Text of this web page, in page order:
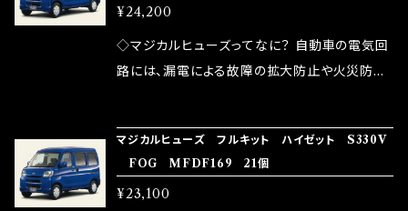
品化を果たしております。
果・接触抵抗低減効果により、このような効果を
発揮します。 ・アクセルレスポンスの向上 ・アイ
ドリング安定化（静粛性UP） ・ターボ車のターボ
など、これらの効果は、タウンユースだけでなく、
モータースポーツシーンでの実証実験の上、 製
品化を果たしております。
ます。 1.溶接回路であるため、配線と比較し抵抗
が大きい。 2.金属部分が露出している為、空気
中に漏電してしまう。 3.金属プレートが接触する
ズが、マジカルヒューズになります。 ◇マジカル
ヒューズの効果 マジカルヒューズは放電防止効
果・接触抵抗低減効果により、このような効果を
¥24,200
◇マジカルヒューズってなに？ 自動車の電気回
路には、漏電による故障の拡大防止や火災防止
路として、各回路への電力供給を行っています。
しかし、ヒューズには拭い去れない欠点があり
ます。 1.溶接回路であるため、配線と比較し抵抗
マジカルヒューズ フルキット ハイゼット S330V
FOG MFDF169 21個
¥23,100